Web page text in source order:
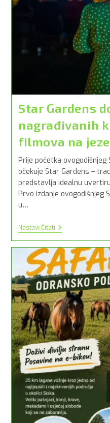
Star Gardens
nagrađivanih
filmova na
Prije početka
očekuje Star Gardens –
predstavlja idealnu
Prvo izdanje ovogodišnjeg
u…
Nastavi ČitatiStar
Gardens
Donosi
Večer
Nagrađivanih
Kratkometražnih
Filmova
Na
Jezercu
Željezara